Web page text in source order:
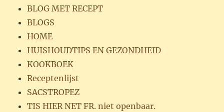
BLOG MET RECEPT
BLOGS
HOME
HUISHOUDTIPS EN GEZONDHEID
KOOKBOEK
Receptenlijst
SACSTROPEZ
TIS HIER NET FR. niet openbaar.